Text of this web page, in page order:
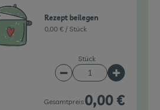
Rezept beilegen
0,00 € / Stück
Stück
Artikelanzahl
Gesamtpreis:0,00 €